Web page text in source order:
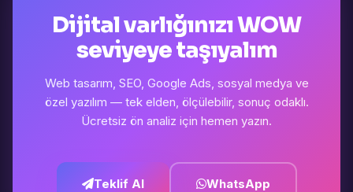
Dijital varlığınızı WOW
seviyeye taşıyalım
Web tasarım, SEO, Google Ads, sosyal medya ve
özel yazılım — tek elden, ölçülebilir, sonuç odaklı.
Ücretsiz ön analiz için hemen yazın.
Teklif Al WhatsApp